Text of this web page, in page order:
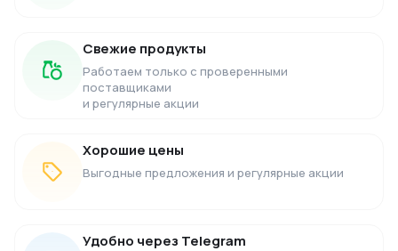
Свежие продукты
Работаем только с проверенными
поставщиками
и регулярные акции
Хорошие цены
Выгодные предложения и регулярные акции
Удобно через Telegram